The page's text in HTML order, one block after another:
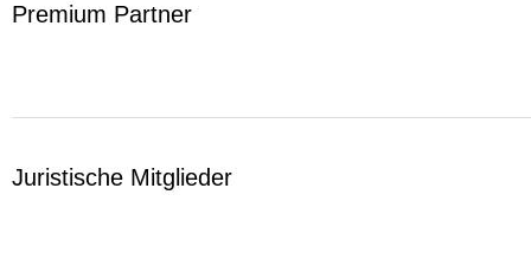
Premium Partner
Juristische Mitglieder